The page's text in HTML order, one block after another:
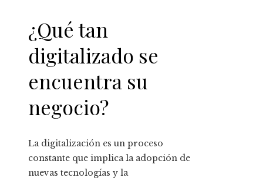
¿Qué tan
digitalizado se
encuentra su
negocio?
La digitalización es un proceso
constante que implica la adopción de
nuevas tecnologías y la